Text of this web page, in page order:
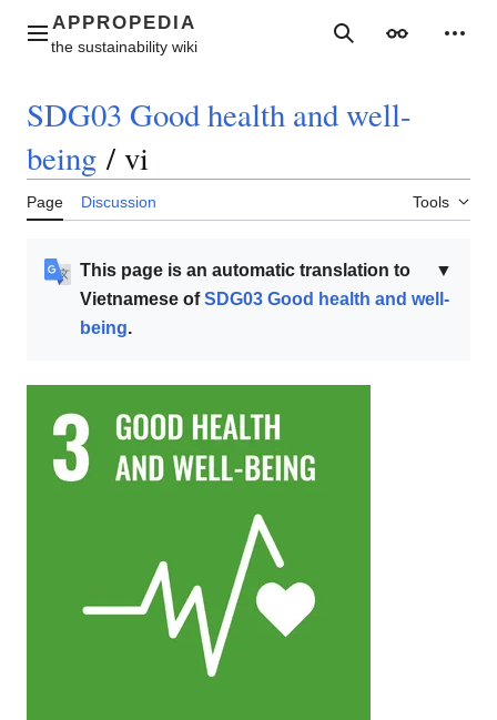
contentMain menu SearchAppearance
SDG03 Good health and well-
being / vi
Page Discussion Tools
▼
This page is an automatic translation to
Vietnamese ofSDG03 Good health and well-
being.